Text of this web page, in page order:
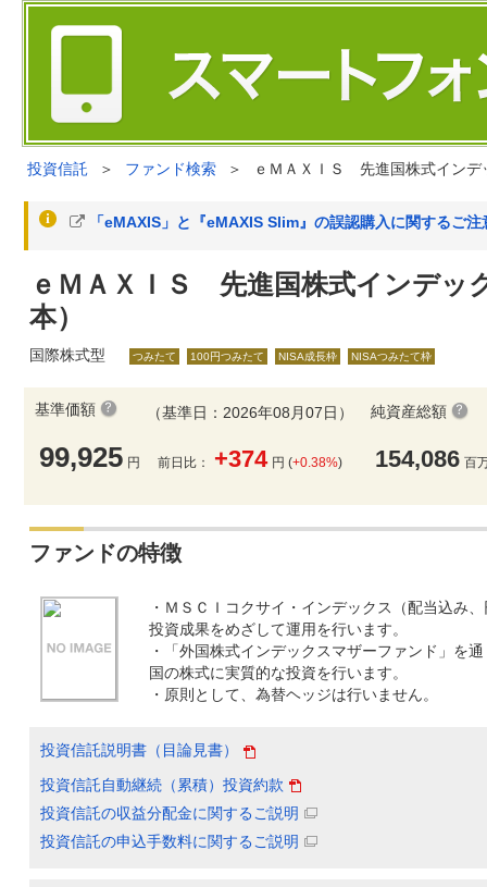
投資信託 ＞ ファンド検索 ＞ ｅＭＡＸＩＳ 先進国株式インデ
「eMAXIS」と『eMAXIS Slim』の誤認購入に関するご
ｅＭＡＸＩＳ 先進国株式インデッ
本）
国際株式型 つみたて 100円つみたて NISA成長枠 NISAつみたて枠
基準価額
99,925 円
（基準日：2026年08月07日）
前日比： +374 円 (+0.38%)
純資産総額
154,086 百
ファンドの特徴
・ＭＳＣＩコクサイ・インデックス（配当込み
投資成果をめざして運用を行います。
・「外国株式インデックスマザーファンド」を
国の株式に実質的な投資を行います。
・原則として、為替ヘッジは行いません。
投資信託説明書（目論見書）
投資信託自動継続（累積）投資約款
投資信託の収益分配金に関するご説明
投資信託の申込手数料に関するご説明